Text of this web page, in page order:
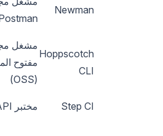
Newman
Hoppscotch
CLI
مشغل
مفتوح
(OSS)
Step CI مختبر API وصفي